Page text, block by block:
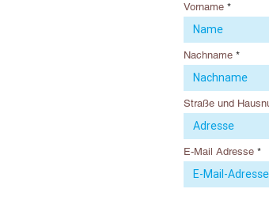
Vorname
Nachname
Straße und
E-Mail Adresse